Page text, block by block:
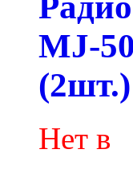
MJ-
(2шт.)
Нет в